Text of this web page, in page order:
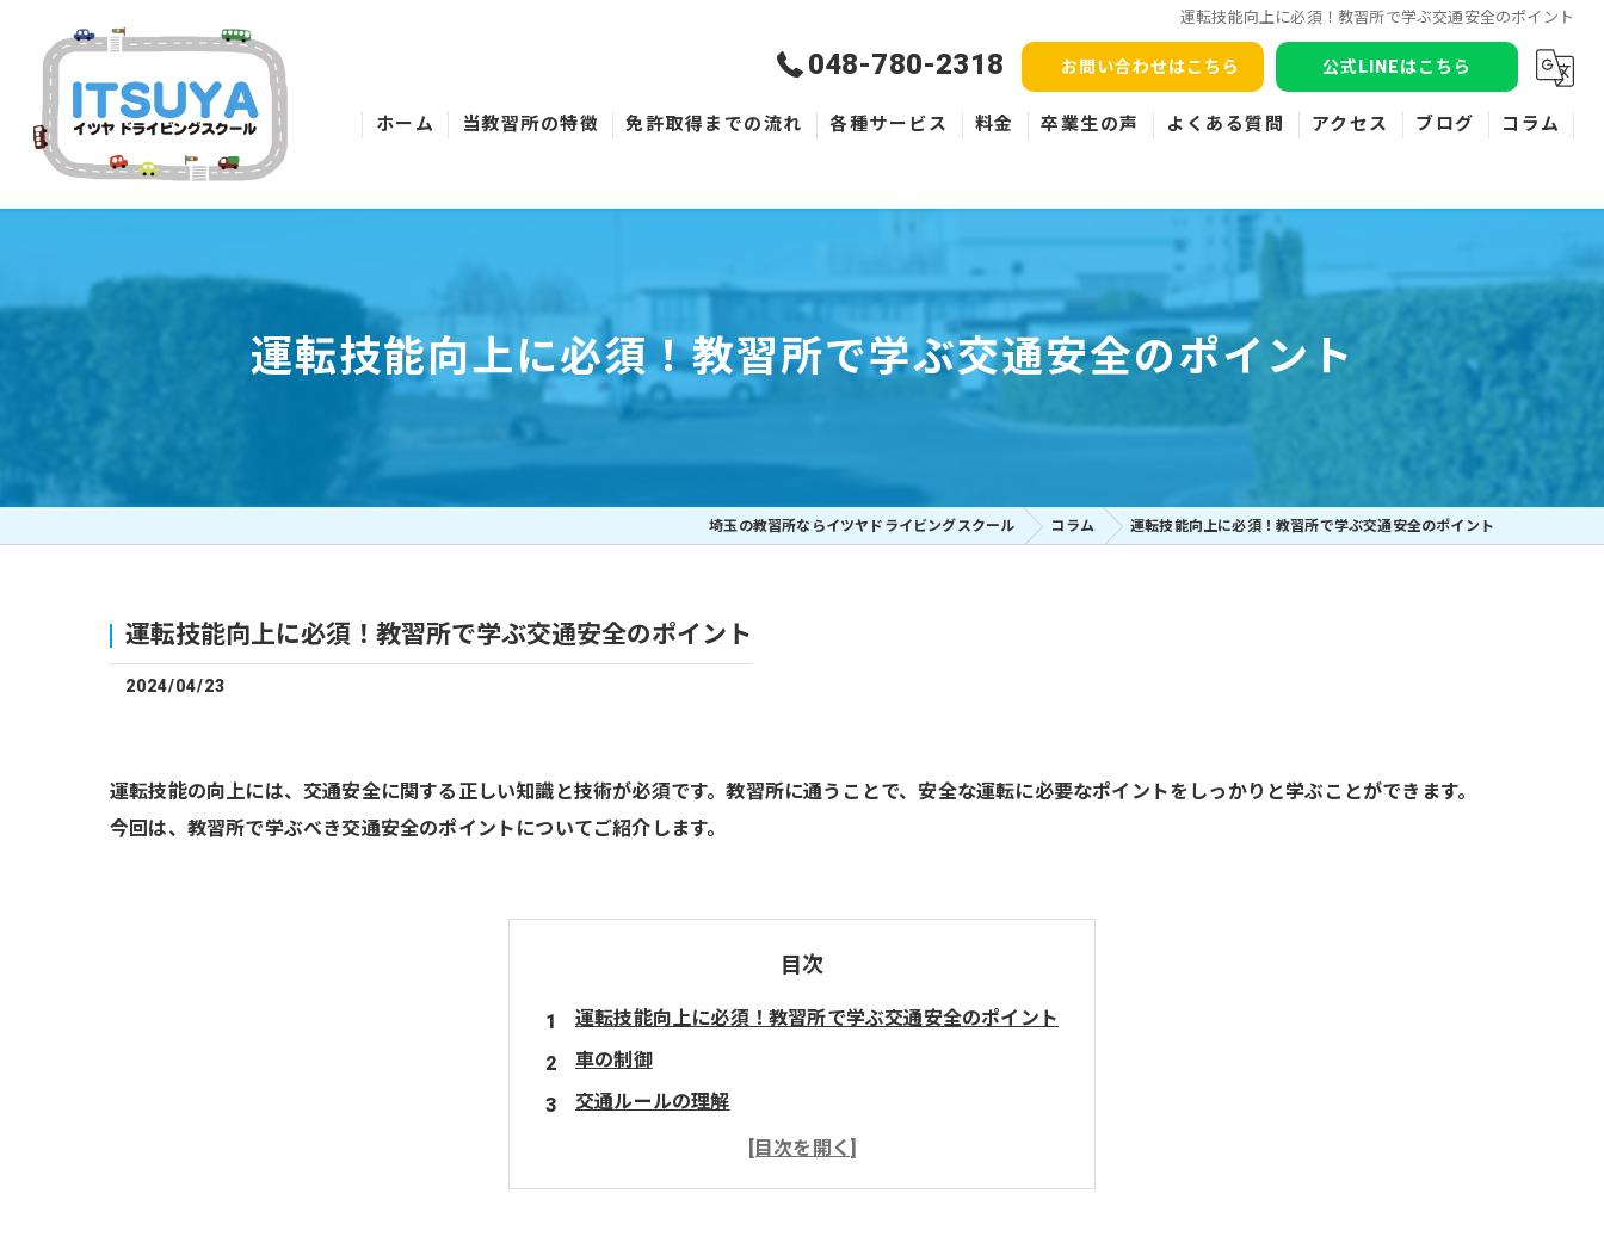
運転技能向上に必須！教習所で学ぶ交通安全のポイント
048-780-2318 お問い合わせはこちら 公式LINEはこちら
ホーム 当教習所の特徴 免許取得までの流れ 各種サービス
ペーパードライバー
料金 卒業生の声 よくある質問 アクセス ブログ コラム
運転技能向上に必須！教習所で学ぶ交通安全のポイント
埼玉の教習所ならイツヤドライビングスクール コラム 運転技能向上に必須！教習所で学ぶ交通安全のポイント
運転技能向上に必須！教習所で学ぶ交通安全のポイント
2024/04/23
運転技能の向上には、交通安全に関する正しい知識と技術が必須です。教習所に通うことで、安全な運転に必要なポイントをしっかりと学ぶことができます。
今回は、教習所で学ぶべき交通安全のポイントについてご紹介します。
目次
運転技能向上に必須！教習所で学ぶ交通安全のポイント
車の制御
交通ルールの理解
アンチロックブレーキシステムの操作